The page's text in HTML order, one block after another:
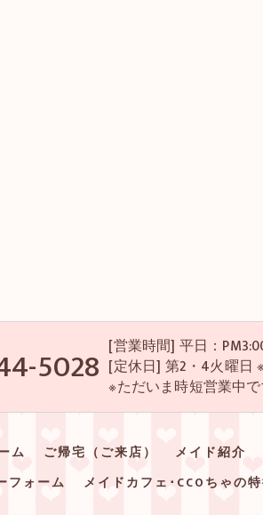
5028 [営業時間] 平日：
[定休日] 第2・4火曜日
※ただいま時短営業中
ム ご帰宅（ご来店） メイド紹介
フォーム
メイドカフェ･CCOちゃの